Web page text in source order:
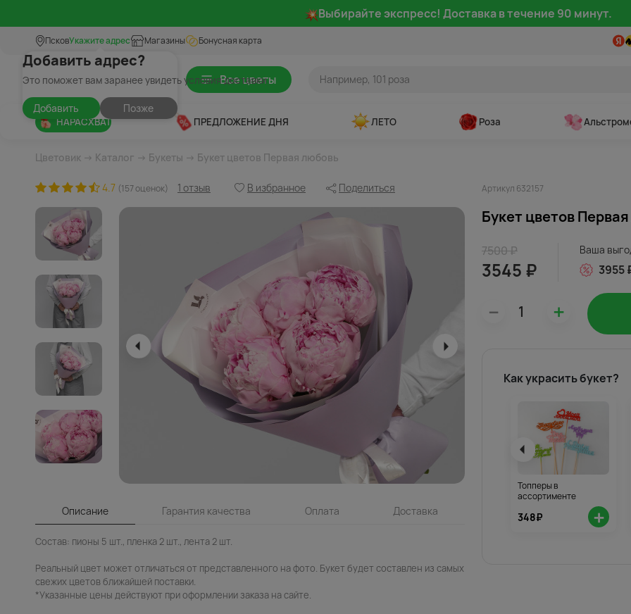
Выбирайте экспресс! Доставка в течение 90 минут.
ПсковУкажите адрес
Добавить адрес?
Это поможет вам заранее увидеть условия доставки
Добавить Позже
Магазины Бонусная карта
Все цветы
НАРАСХВАТ ПРЕДЛОЖЕНИЕ ДНЯ ЛЕТО Роза
Цветовик → Каталог → Букеты → Букет цветов Первая любовь
4.7 (157 оценок) 1 отзыв В избранное Поделиться Артикул 632157
Описание Гарантия качества Оплата Доставка
Состав: пионы 5 шт., пленка 2 шт., лента 2 шт.
Реальный цвет может отличаться от представленного на фото. Букет будет составлен из самых
свежих цветов ближайшей поставки.
*Указанные цены действуют при оформлении заказа на сайте.
Букет цветов
7500 ₽
3545 ₽
Ваша
3955
– +
Как украсить букет?
Топперы в
ассортименте
348₽ +